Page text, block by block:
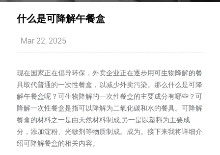
什么是可降解午餐盒
Mar 22, 2025
现在国家正在倡导环保，外卖企业正在逐步用可生物降解的餐
具取代普通的一次性餐盒，以减少外卖污染。那么什么是可降
解午餐盒呢？可生物降解的一次性餐盒的主要成分有哪些？可
降解一次性餐盒是指可以降解为二氧化碳和水的餐具。可降解
餐盒的材料之一是由天然材料制成;另一是以塑料为主要成
分，添加淀粉、光敏剂等物质制成。成为。接下来我将详细介
绍可降解餐盒的相关内容。